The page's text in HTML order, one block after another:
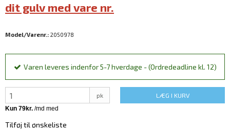
dit gulv med vare nr.
Model/Varenr.: 2050978
Varen leveres indenfor 5-7 hverdage - (Ordredeadline kl. 12)
pk LÆG I KURV
Tilføj til ønskeliste